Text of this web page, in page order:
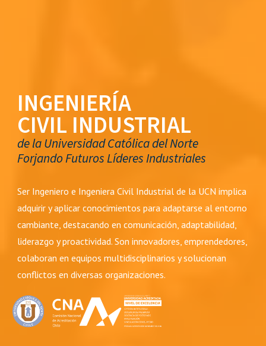
INGENIERÍA
CIVIL INDUSTRIAL
de la Universidad Católica del Norte
Forjando Futuros Líderes Industriales
Ser Ingeniero e Ingeniera Civil Industrial de la UCN implica
adquirir y aplicar conocimientos para adaptarse al entorno
cambiante, destacando en comunicación, adaptabilidad,
liderazgo y proactividad. Son innovadores, emprendedores,
colaboran en equipos multidisciplinarios y solucionan
conflictos en diversas organizaciones.